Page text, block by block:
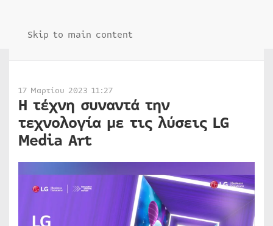
Skip to main content
17 Μαρτίου 2023 11:27
Η τέχνη συναντά την
τεχνολογία με τις λύσεις LG
Media Art